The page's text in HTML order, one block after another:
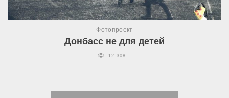
Фотопроект
Донбасс не для детей
12 308